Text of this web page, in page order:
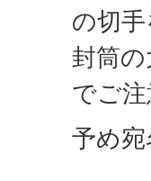
の切手
封筒
でご注
予め宛